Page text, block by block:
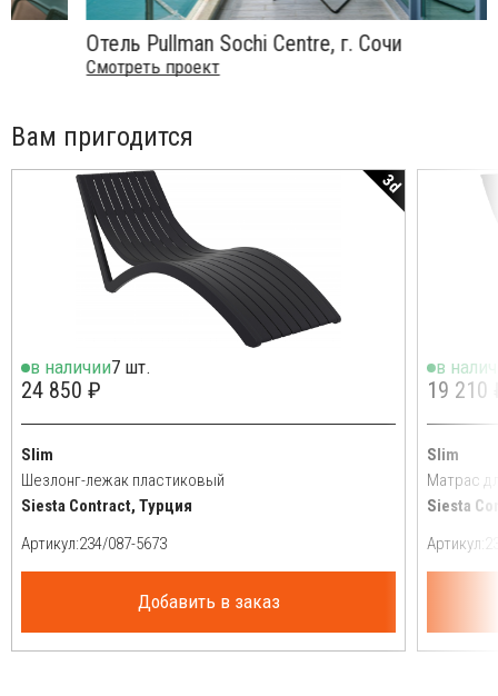
Отель Pullman Sochi Centre, г. Сочи
Смотреть проект
Вам пригодится
3d
в наличии7 шт.
24 850 ₽
Slim
Шезлонг-лежак пластиковый
Siesta Contract, Турция
Артикул:
Добавить в заказ
в
19 210
Slim
Матрас
Siesta
Артикул: